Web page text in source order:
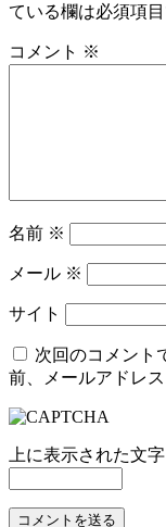
ている欄は必須項
コメント ※
名前 ※
メール ※
サイト
次回のコメント
前、メールアドレ
上に表示された文